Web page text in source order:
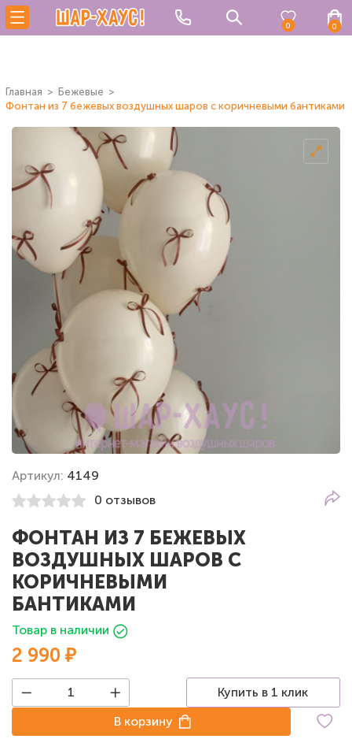
0 0
Главная
Бежевые
Фонтан из 7 бежевых воздушных шаров с коричневыми бантиками
Артикул: 4149
0 отзывов
ФОНТАН ИЗ 7 БЕЖЕВЫХ
ВОЗДУШНЫХ ШАРОВ С
КОРИЧНЕВЫМИ
БАНТИКАМИ
Товар в наличии
2 990 ₽
Купить в 1 клик
В корзину